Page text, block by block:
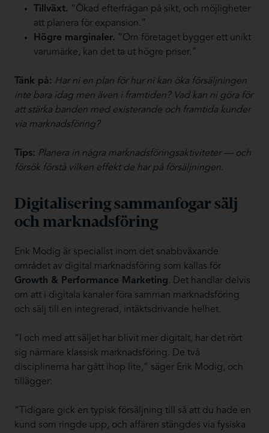
Tillväxt. “Ökad efterfrågan på sikt, och möjligheter
att planera för expansion.”
Högre marginaler. “Om företaget bygger ett unikt
varumärke, kan det ta ut högre priser.”
Tänk på: Har ni en plan för hur ni kan öka försäljningen
inte bara idag men även i framtiden? Vad kan ni göra för
att stärka banden med existerande och framtida kunder
via marknadsföring?
Tips: Planera in några marknadsföringsaktiviteter — och
försök förstå vilken effekt de har på försäljningen.
Digitalisering sammanfogar sälj
och marknadsföring
Erik Modig är specialist inom det snabbväxande
området av digital marknadsföring som kallas för
Growth & Performance Marketing. Det handlar delvis
om att i digitala kanaler föra samman marknadsföring
och sälj till en integrerad, intäktsdrivande helhet.
“I och med att säljet har blivit mer digitalt, har det rört
sig närmare klassisk marknadsföring. De två
disciplinerna har gått ihop lite,” säger Erik Modig, och
tillägger:
“Tidigare gick en typisk försäljning till så att du hade en
kund som ringde upp, och affären stängdes via fysiska